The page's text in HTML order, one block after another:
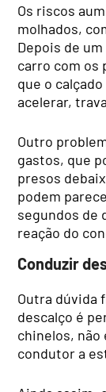
Os riscos
molhados,
Depois de
carro com os
que o
acelerar,
Outro
gastos, que
presos
podem
segundos de
reação do
Conduzir
Outra dúvida
descalço é
chinelos, não
condutor a